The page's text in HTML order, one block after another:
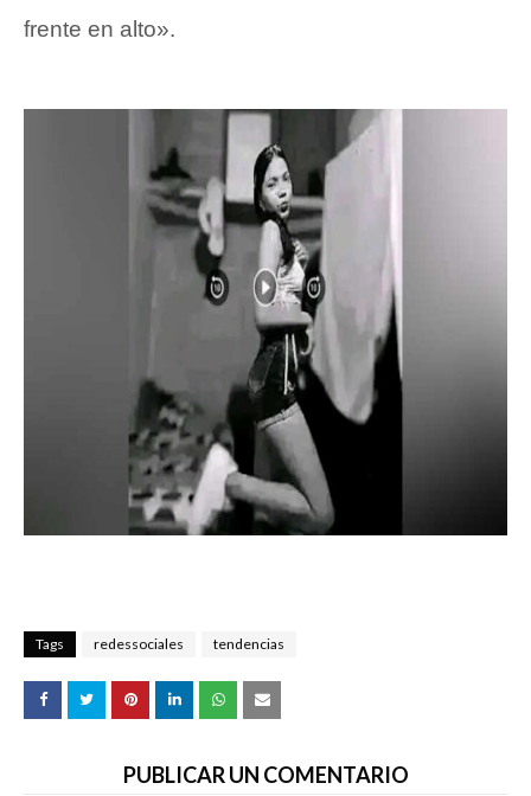
frente en alto».
Tags redessociales tendencias
PUBLICAR UN COMENTARIO